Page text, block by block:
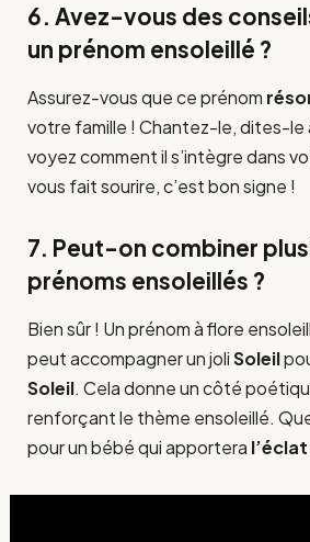
6. Avez-vous des
un prénom ensoleillé ?
Assurez-vous que ce prénom
votre famille ! Chantez-le, dites-le
voyez comment il s’intègre dans
vous fait sourire, c’est bon signe !
7. Peut-on combiner
prénoms ensoleillés ?
Bien sûr ! Un prénom à flore
peut accompagner un joliSoleil
Soleil. Cela donne un côté
renforçant le thème ensoleillé.
pour un bébé qui apportera l’éclat